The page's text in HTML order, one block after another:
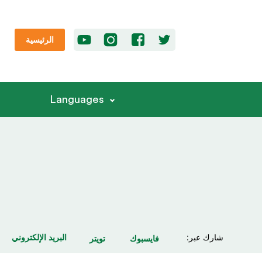
الرئيسية
Languages
شارك عبر: فايسبوك تويتر البريد الإلكتروني